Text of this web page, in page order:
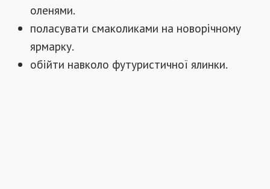
оленями.
поласувати смаколиками на новорічному
ярмарку.
обійти навколо футуристичної ялинки.